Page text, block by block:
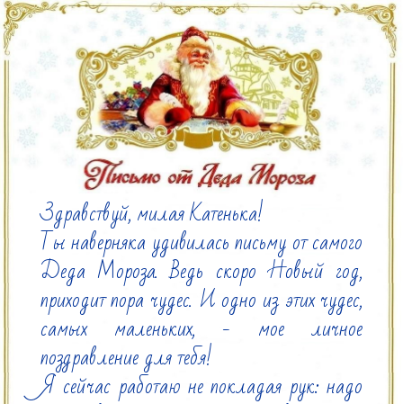
Здравствуй, милая Катенька!
Ты наверняка удивилась письму от самого
Деда Мороза. Ведь скоро Новый год,
приходит пора чудес. И одно из этих чудес,
самых маленьких, - мое личное
поздравление для тебя!
Я сейчас работаю не покладая рук: надо